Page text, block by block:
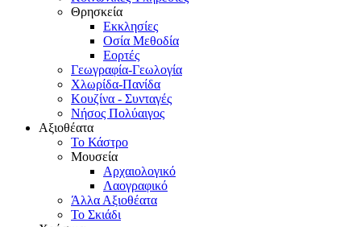
Θρησκεία
Εκκλησίες
Οσία Μεθοδία
Εορτές
Γεωγραφία-Γεωλογία
Χλωρίδα-Πανίδα
Κουζίνα - Συνταγές
Νήσος Πολύαιγος
Αξιοθέατα
Το Κάστρο
Μουσεία
Αρχαιολογικό
Λαογραφικό
Άλλα Αξιοθέατα
Το Σκιάδι